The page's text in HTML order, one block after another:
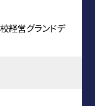
経営グランドデ